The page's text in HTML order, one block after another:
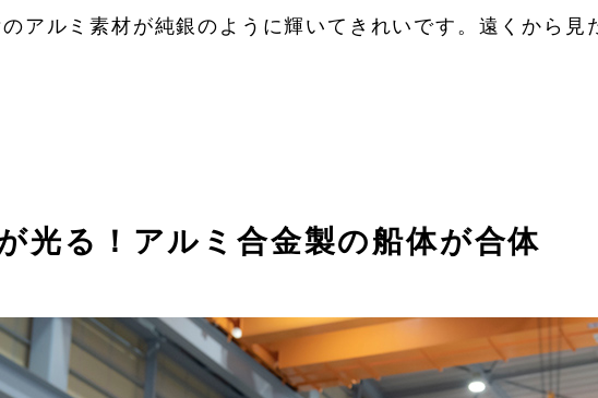
アルミ素材が純銀のように輝いてきれいです。遠くから見
光る！アルミ合金製の船体が合体